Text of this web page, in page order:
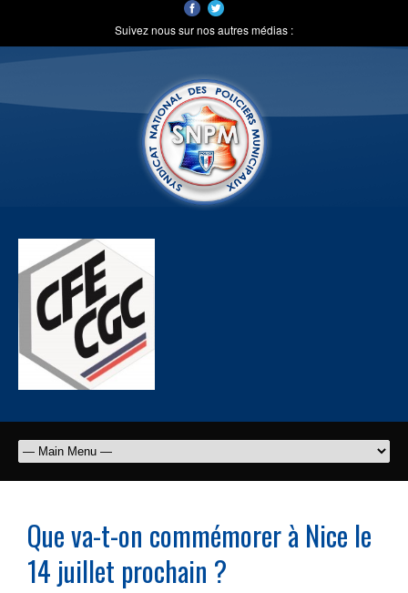
Suivez nous sur nos autres médias :
Que va-t-on commémorer à Nice le
14 juillet prochain ?